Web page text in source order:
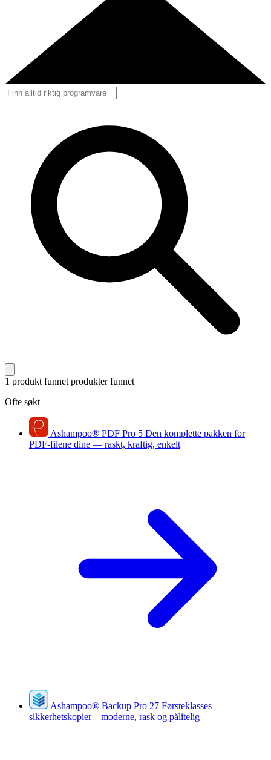
1 produkt funnet produkter funnet
Ofte søkt
Ashampoo® PDF Pro 5 Den komplette pakken for
PDF-filene dine — raskt, kraftig, enkelt
Ashampoo® Backup Pro 27 Førsteklasses
sikkerhetskopier – moderne, rask og pålitelig